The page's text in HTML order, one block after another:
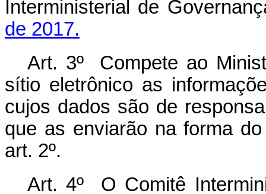
Interministerial de
de 2017.
Art. 3º Compete ao
sítio eletrônico as
cujos dados são de
que as enviarão na forma
art. 2º.
Art. 4º O Comitê